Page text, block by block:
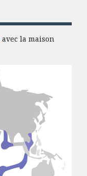
avec la maison